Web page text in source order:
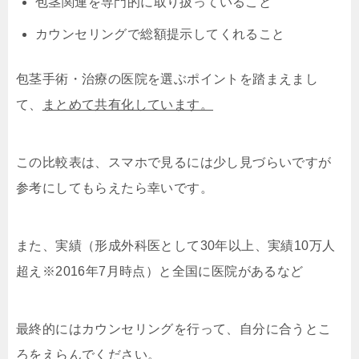
カウンセリングで総額提示してくれること
包茎手術・治療の医院を選ぶポイントを踏まえまし
て、
まとめて共有化しています。
この比較表は、スマホで見るには少し見づらいですが
参考にしてもらえたら幸いです。
また、実績（形成外科医として30年以上、実績10万人
超え※2016年7月時点）と全国に医院があるなど
最終的にはカウンセリングを行って、自分に合うとこ
ろをえらんでください。